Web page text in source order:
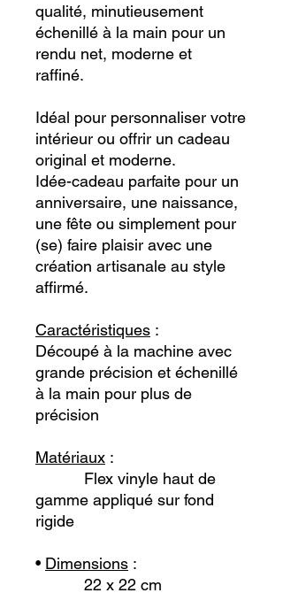
qualité, minutieusement
échenillé à la main pour un
rendu net, moderne et
raffiné.
Idéal pour personnaliser votre
intérieur ou offrir un cadeau
original et moderne.
Idée-cadeau parfaite pour un
anniversaire, une naissance,
une fête ou simplement pour
(se) faire plaisir avec une
création artisanale au style
affirmé.
Caractéristiques :
Découpé à la machine avec
grande précision et échenillé
à la main pour plus de
précision
Matériaux :
Flex vinyle haut de
gamme appliqué sur fond
rigide
• Dimensions :
22 x 22 cm